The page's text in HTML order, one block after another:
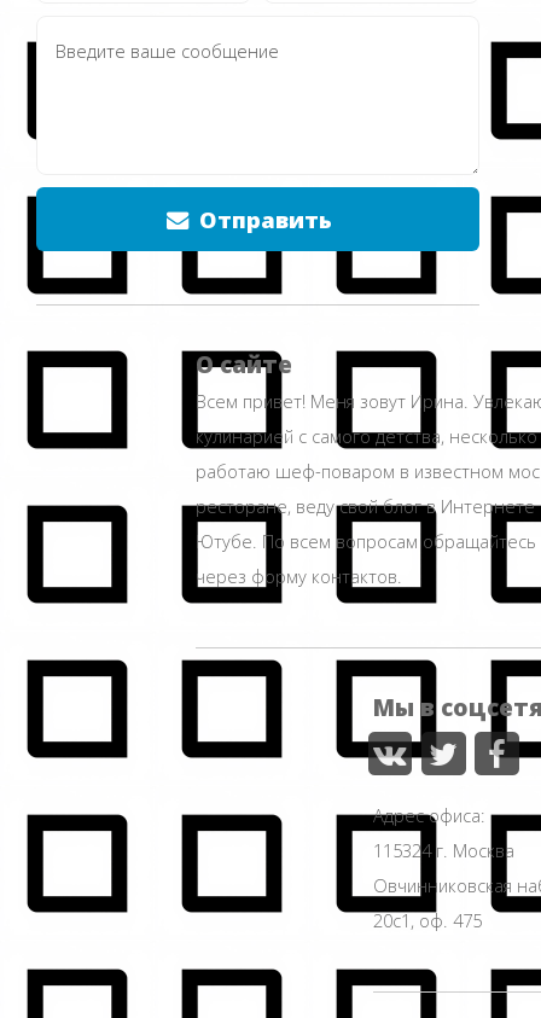
Отправить
О сайте
Всем привет! Меня зовут Ирина.
кулинарией с самого детства,
работаю шеф-поваром в известном
ресторане, веду свой блог в Интернете
Ютубе. По всем вопросам
через форму контактов.
Мы в
Адрес офиса:
115324 г. Москва
Овчинниковская
20с1, оф. 475